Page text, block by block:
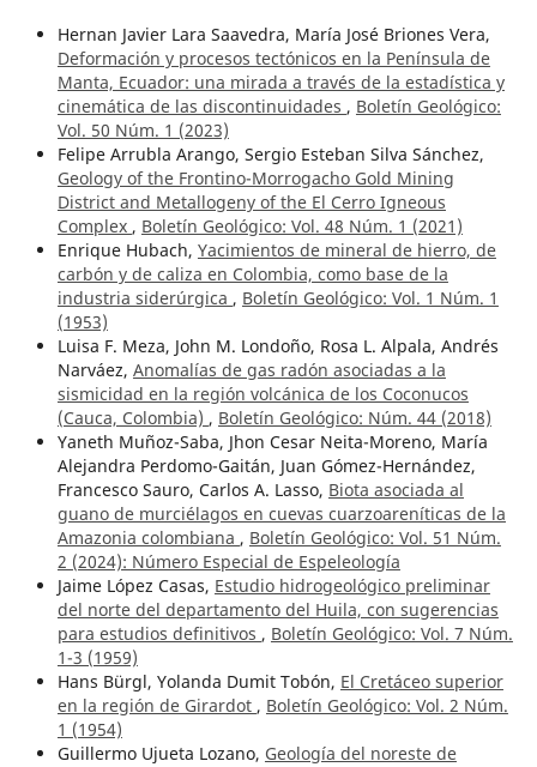
Hernan Javier Lara Saavedra, María José Briones Vera,
Deformación y procesos tectónicos en la Península de
Manta, Ecuador: una mirada a través de la estadística y
cinemática de las discontinuidades , Boletín Geológico:
Vol. 50 Núm. 1 (2023)
Felipe Arrubla Arango, Sergio Esteban Silva Sánchez,
Geology of the Frontino-Morrogacho Gold Mining
District and Metallogeny of the El Cerro Igneous
Complex , Boletín Geológico: Vol. 48 Núm. 1 (2021)
Enrique Hubach, Yacimientos de mineral de hierro, de
carbón y de caliza en Colombia, como base de la
industria siderúrgica , Boletín Geológico: Vol. 1 Núm. 1
(1953)
Luisa F. Meza, John M. Londoño, Rosa L. Alpala, Andrés
Narváez, Anomalías de gas radón asociadas a la
sismicidad en la región volcánica de los Coconucos
(Cauca, Colombia) , Boletín Geológico: Núm. 44 (2018)
Yaneth Muñoz-Saba, Jhon Cesar Neita-Moreno, María
Alejandra Perdomo-Gaitán, Juan Gómez-Hernández,
Francesco Sauro, Carlos A. Lasso, Biota asociada al
guano de murciélagos en cuevas cuarzoareníticas de la
Amazonia colombiana , Boletín Geológico: Vol. 51 Núm.
2 (2024): Número Especial de Espeleología
Jaime López Casas, Estudio hidrogeológico preliminar
del norte del departamento del Huila, con sugerencias
para estudios definitivos , Boletín Geológico: Vol. 7 Núm.
1-3 (1959)
Hans Bürgl, Yolanda Dumit Tobón, El Cretáceo superior
en la región de Girardot , Boletín Geológico: Vol. 2 Núm.
1 (1954)
Guillermo Ujueta Lozano, Geología del noreste de